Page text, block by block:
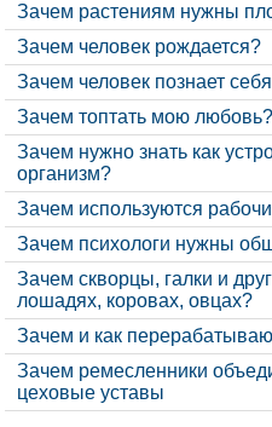
Зачем растениям нужны
Зачем человек рождается?
Зачем человек познает
Зачем топтать мою любовь?
Зачем нужно знать как
организм?
Зачем используются
Зачем психологи нужны
Зачем скворцы, галки и
лошадях, коровах, овцах?
Зачем и как
Зачем ремесленники
цеховые уставы